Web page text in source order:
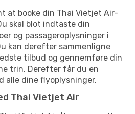
at booke din Thai Vietjet Air-
skal blot indtaste din
og passageroplysninger i
kan derefter sammenligne
tilbud og gennemføre din
trin. Derefter får du en
alle dine flyoplysninger.
Thai Vietjet Air